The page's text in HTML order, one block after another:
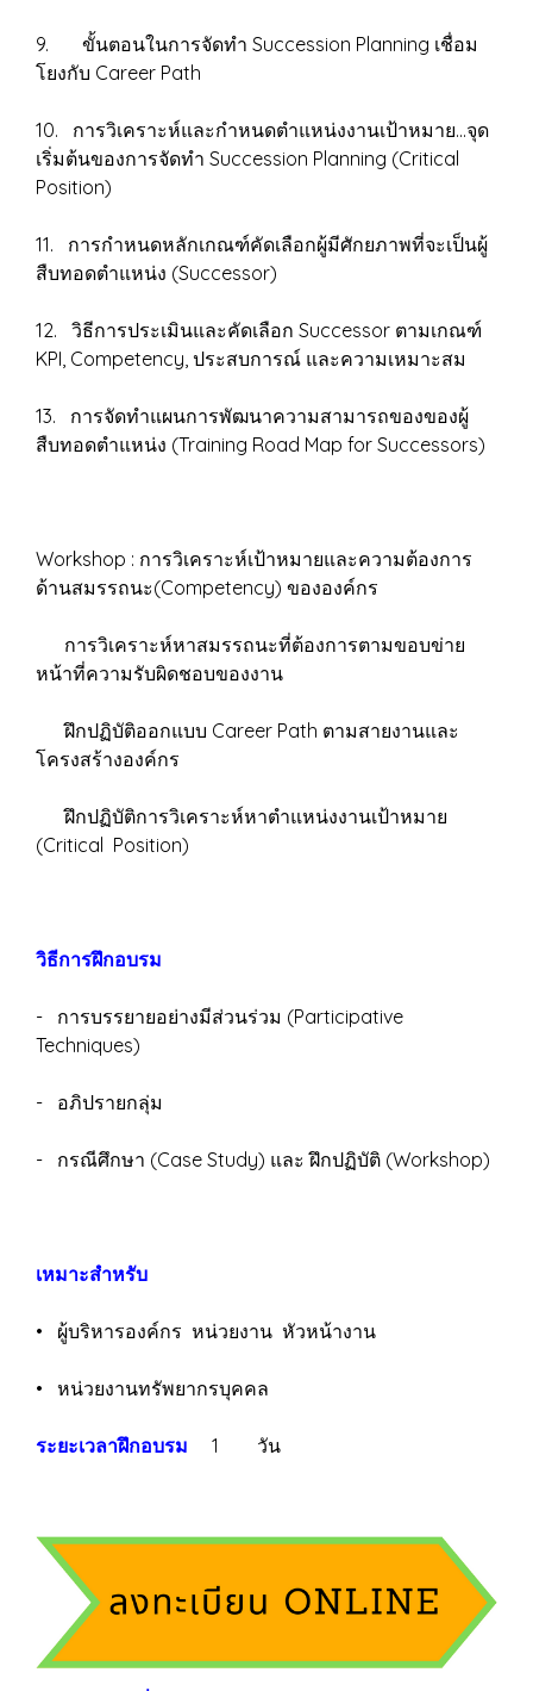
9. ขั้นตอนในการจัดทำ Succession Planning เชื่อม
โยงกับ Career Path
10. การวิเคราะห์และกำหนดตำแหน่งงานเป้าหมาย...จุด
เริ่มต้นของการจัดทำ Succession Planning (Critical
Position)
11. การกําหนดหลักเกณฑ์คัดเลือกผู้มีศักยภาพที่จะเป็นผู้
สืบทอดตําแหน่ง (Successor)
12. วิธีการประเมินและคัดเลือก Successor ตามเกณฑ์
KPI, Competency, ประสบการณ์ และความเหมาะสม
13. การจัดทำแผนการพัฒนาความสามารถของของผู้
สืบทอดตำแหน่ง (Training Road Map for Successors)
Workshop : การวิเคราะห์เป้าหมายและความต้องการ
ด้านสมรรถนะ(Competency) ขององค์กร
การวิเคราะห์หาสมรรถนะที่ต้องการตามขอบข่าย
หน้าที่ความรับผิดชอบของงาน
ฝึกปฏิบัติออกแบบ Career Path ตามสายงานและ
โครงสร้างองค์กร
ฝึกปฏิบัติการวิเคราะห์หาตำแหน่งงานเป้าหมาย
(Critical Position)
วิธีการฝึกอบรม
- การบรรยายอย่างมีส่วนร่วม (Participative
Techniques)
- อภิปรายกลุ่ม
- กรณีศึกษา (Case Study) และ ฝึกปฏิบัติ (Workshop)
เหมาะสำหรับ
• ผู้บริหารองค์กร หน่วยงาน หัวหน้างาน
• หน่วยงานทรัพยากรบุคคล
ระยะเวลาฝึกอบรม 1 วัน